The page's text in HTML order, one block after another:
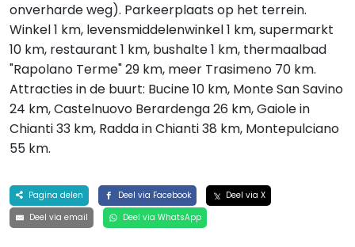
onverharde weg). Parkeerplaats op het terrein.
Winkel 1 km, levensmiddelenwinkel 1 km, supermarkt
10 km, restaurant 1 km, bushalte 1 km, thermaalbad
"Rapolano Terme" 29 km, meer Trasimeno 70 km.
Attracties in de buurt: Bucine 10 km, Monte San Savino
24 km, Castelnuovo Berardenga 26 km, Gaiole in
Chianti 33 km, Radda in Chianti 38 km, Montepulciano
55 km.
Pagina delen Deel via Facebook
Deel via X
Deel via email
Deel via WhatsApp